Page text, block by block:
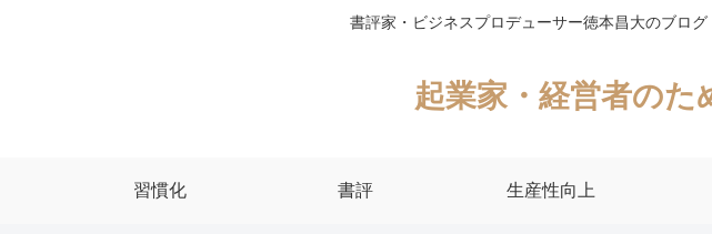
書評家・ビジネスプロデューサー徳本昌大のブロ
起業家・経営者のた
習慣化 書評 生産性向上